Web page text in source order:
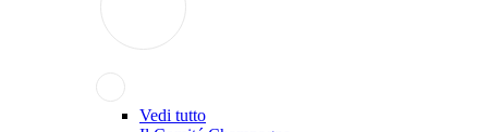
Vedi tutto